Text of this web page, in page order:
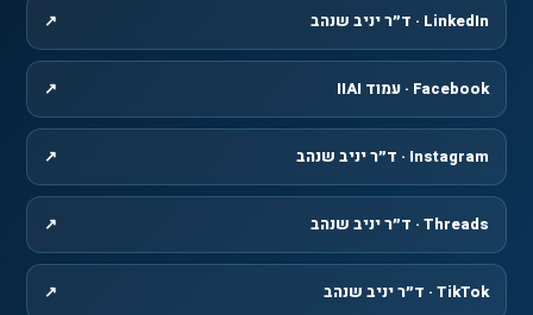
LinkedIn · ד״ר יניב שנהב ↗ , נפתח בחלון חדש
Facebook · עמוד IIAI ↗ , נפתח בחלון חדש
Instagram · ד״ר יניב שנהב ↗ , נפתח בחלון חדש
Threads · ד״ר יניב שנהב ↗ , נפתח בחלון חדש
TikTok · ד״ר יניב שנהב ↗ , נפתח בחלון חדש